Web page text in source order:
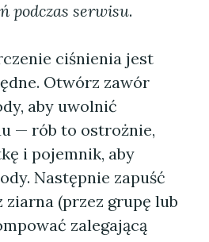
podczas serwisu.
ciśnienia jest
Otwórz zawór
aby uwolnić
— rób to ostrożnie,
i pojemnik, aby
Następnie zapuść
ziarna (przez grupę lub
zalegającą